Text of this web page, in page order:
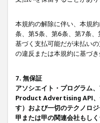
本規約の解除に伴い、本規
条、第5条、第6条、第7条
基づく支払可能だが未払い
の違反または本規約に基づ
7. 無保証
アソシエイト・プログラム
Product Advertising API、
す）および一切のテクノロ
甲または甲の関連会社もし